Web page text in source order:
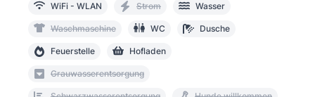
WiFi - WLAN Strom Wasser
Waschmaschine WC Dusche
Feuerstelle Hofladen
Grauwasserentsorgung